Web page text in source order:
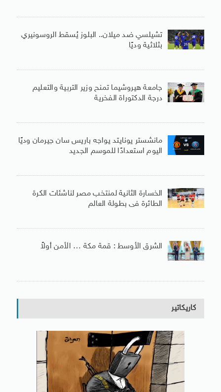
تشيلسي ضد ميلان.. البلوز يُسقط الروسونيري
بثلاثية وديًا
جامعة هيروشيما تمنح وزير التربية والتعليم
درجة الدكتوراة الفخرية
مانشستر يونايتد يواجه باريس سان جيرمان وديًا
اليوم استعدادًا للموسم الجديد
الخسارة الثانية لمنتخب مصر لناشئات الكرة
الطائرة فى بطولة العالم
الشرق الأوسط : قمة مكة … الأمن أولاً
كاريكاتير